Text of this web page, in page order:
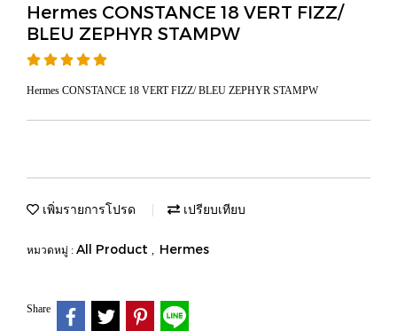
Hermes CONSTANCE 18 VERT FIZZ/
BLEU ZEPHYR STAMPW
Hermes CONSTANCE 18 VERT FIZZ/ BLEU ZEPHYR STAMPW
เพิ่มรายการโปรด เปรียบเทียบ
หมวดหมู่ : All Product , Hermes
Share